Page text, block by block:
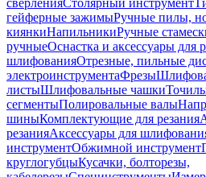
сверленияСтолярный инструмент
гейферные зажимыРучные пилы,
киянкиНапильникиРучные
ручныеОснастка и аксессуары для
шлифованияОтрезные, пильные
электроинструментаФрезы
листыШлифовальные чашки
сегментыПолировальные валы
шиныКомплектующие для резания
резанияАксессуары для
инструментОбжимной инструмент
круглогубцыКусачки, болторезы,